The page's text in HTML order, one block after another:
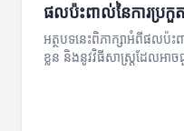
ផលប៉ះពាល់នៃការប្រកួ
អត្ថបទនេះពិភាក្សាអំពីផលប៉
ខ្លួន និងនូវវិធីសាស្ត្រដែលអ